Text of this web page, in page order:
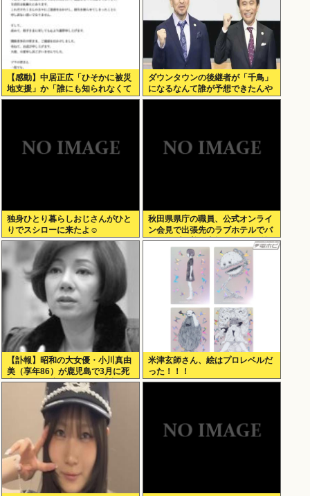
【感動】中居正広「ひそかに被災
地支援」か「誰にも知られなくて
いい」
ダウンタウンの後継者が「千鳥」
になるなんて誰が予想できたんや
独身ひとり暮らしおじさんがひと
りでスシローに来たよ☺
秋田県県庁の職員、公式オンライ
ン会見で出張先のラブホテルでバ
スローブを着て喫煙しながら登場
【訃報】昭和の大女優・小川真由
美（享年86）が鹿児島で3月に死
去していた 実娘が明かす「毒母」
の素顔と空白の晩年
米津玄師さん、絵はプロレベルだ
った！！！